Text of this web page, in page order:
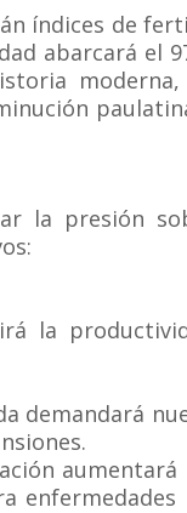
índices de
abarcará el
moderna,
la presión
la
demandará
aumentará
enfermedades